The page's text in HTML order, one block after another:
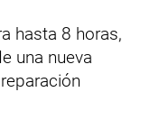
hasta 8 horas,
una nueva